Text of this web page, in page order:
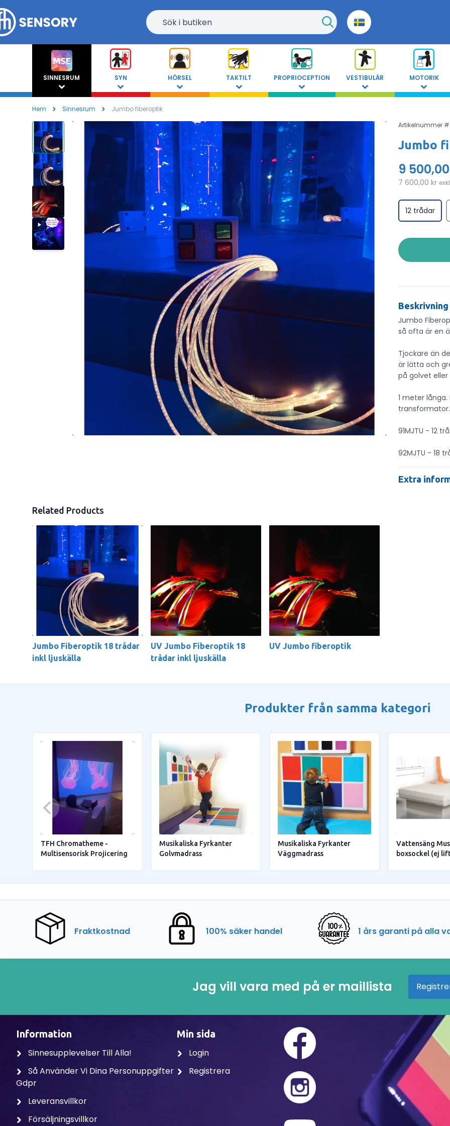
SINNESRUM SYN HÖRSEL TAKTILT PROPRIOCEPTION VESTIBULÄR MOTORIK
Hem Sinnesrum
Jumbo fiberoptik
Artikelnummer #:
Jumbo
9
7 600,00 kr
12 trådar
Beskrivning
Jumbo
så ofta är en
Tjockare än
är lätta och
på golvet
1 meter
transformator.
91MJTU - 12
92MJTU - 18
Extra
Related Products
Jumbo Fiberoptik 18 trådar
inkl ljuskälla
UV Jumbo Fiberoptik 18
trådar inkl ljuskälla
UV Jumbo fiberoptik
Produkter från samma kategori
TFH Chromatheme -
Multisensorisk Projicering
Musikaliska Fyrkanter
Golvmadrass
Musikaliska Fyrkanter
Väggmadrass
Vattensäng
boxsockel (ej
Fraktkostnad 100% säker handel 1 års garanti på alla
Jag vill vara med på er maillista
Information
Sinnesupplevelser Till Alla!
Så Använder Vi Dina Personuppgifter
Gdpr
Leveransvillkor
Försäljningsvillkor
Min sida
Login
Registrera